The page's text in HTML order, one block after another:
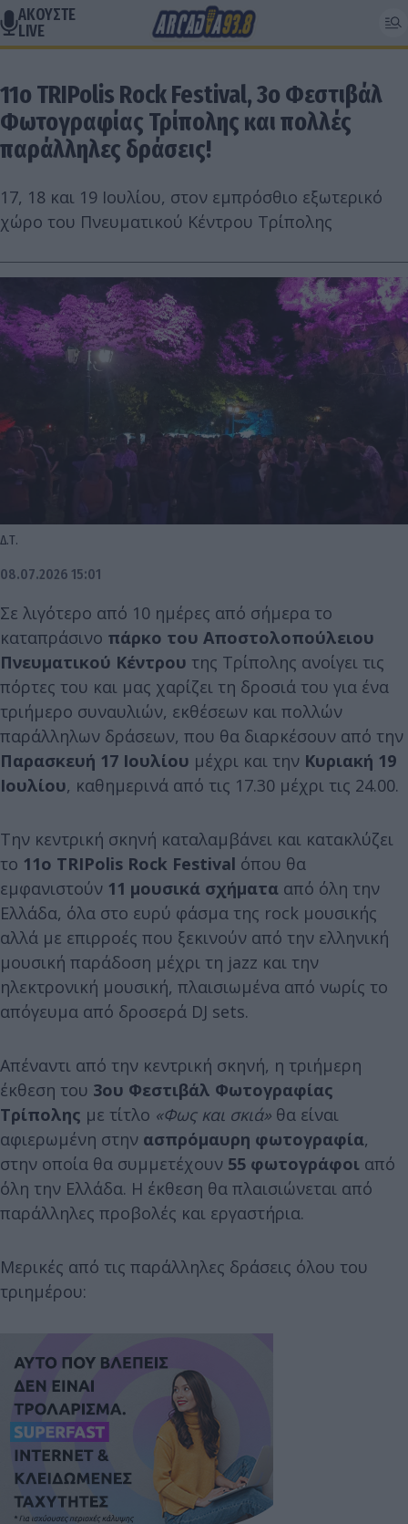
ΑΚΟΥΣΤΕ
LIVE
11ο TRIPolis Rock Festival, 3o Φεστιβάλ
Φωτογραφίας Τρίπολης και πολλές
παράλληλες δράσεις!
17, 18 και 19 Ιουλίου, στον εμπρόσθιο εξωτερικό
χώρο του Πνευματικού Κέντρου Τρίπολης
Δ.Τ.
08.07.2026 15:01
Σε λιγότερο από 10 ημέρες από σήμερα το
καταπράσινο πάρκο του Αποστολοπούλειου
Πνευματικού Κέντρου της Τρίπολης ανοίγει τις
πόρτες του και μας χαρίζει τη δροσιά του για ένα
τριήμερο συναυλιών, εκθέσεων και πολλών
παράλληλων δράσεων, που θα διαρκέσουν από την
Παρασκευή 17 Ιουλίου μέχρι και την Κυριακή 19
Ιουλίου, καθημερινά από τις 17.30 μέχρι τις 24.00.
Την κεντρική σκηνή καταλαμβάνει και κατακλύζει
το 11ο TRIPolis Rock Festival όπου θα
εμφανιστούν 11 μουσικά σχήματα από όλη την
Ελλάδα, όλα στο ευρύ φάσμα της rock μουσικής
αλλά με επιρροές που ξεκινούν από την ελληνική
μουσική παράδοση μέχρι τη jazz και την
ηλεκτρονική μουσική, πλαισιωμένα από νωρίς το
απόγευμα από δροσερά DJ sets.
Απέναντι από την κεντρική σκηνή, η τριήμερη
έκθεση του 3ου Φεστιβάλ Φωτογραφίας
Τρίπολης με τίτλο «Φως και σκιά» θα είναι
αφιερωμένη στην ασπρόμαυρη φωτογραφία,
στην οποία θα συμμετέχουν 55 φωτογράφοι από
όλη την Ελλάδα. Η έκθεση θα πλαισιώνεται από
παράλληλες προβολές και εργαστήρια.
Μερικές από τις παράλληλες δράσεις όλου του
τριημέρου: